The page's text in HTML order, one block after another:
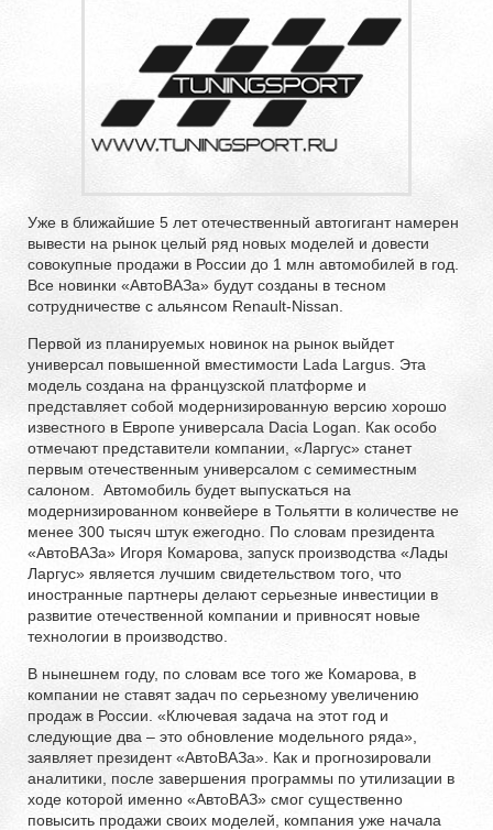
Уже в ближайшие 5 лет отечественный автогигант намерен
вывести на рынок целый ряд новых моделей и довести
совокупные продажи в России до 1 млн автомобилей в год.
Все новинки «АвтоВАЗа» будут созданы в тесном
сотрудничестве с альянсом Renault-Nissan.
Первой из планируемых новинок на рынок выйдет
универсал повышенной вместимости Lada Largus. Эта
модель создана на французской платформе и
представляет собой модернизированную версию хорошо
известного в Европе универсала Dacia Logan. Как особо
отмечают представители компании, «Ларгус» станет
первым отечественным универсалом с семиместным
салоном. Автомобиль будет выпускаться на
модернизированном конвейере в Тольятти в количестве не
менее 300 тысяч штук ежегодно. По словам президента
«АвтоВАЗа» Игоря Комарова, запуск производства «Лады
Ларгус» является лучшим свидетельством того, что
иностранные партнеры делают серьезные инвестиции в
развитие отечественной компании и привносят новые
технологии в производство.
В нынешнем году, по словам все того же Комарова, в
компании не ставят задач по серьезному увеличению
продаж в России. «Ключевая задача на этот год и
следующие два – это обновление модельного ряда»,
заявляет президент «АвтоВАЗа». Как и прогнозировали
аналитики, после завершения программы по утилизации в
ходе которой именно «АвтоВАЗ» смог существенно
повысить продажи своих моделей, компания уже начала